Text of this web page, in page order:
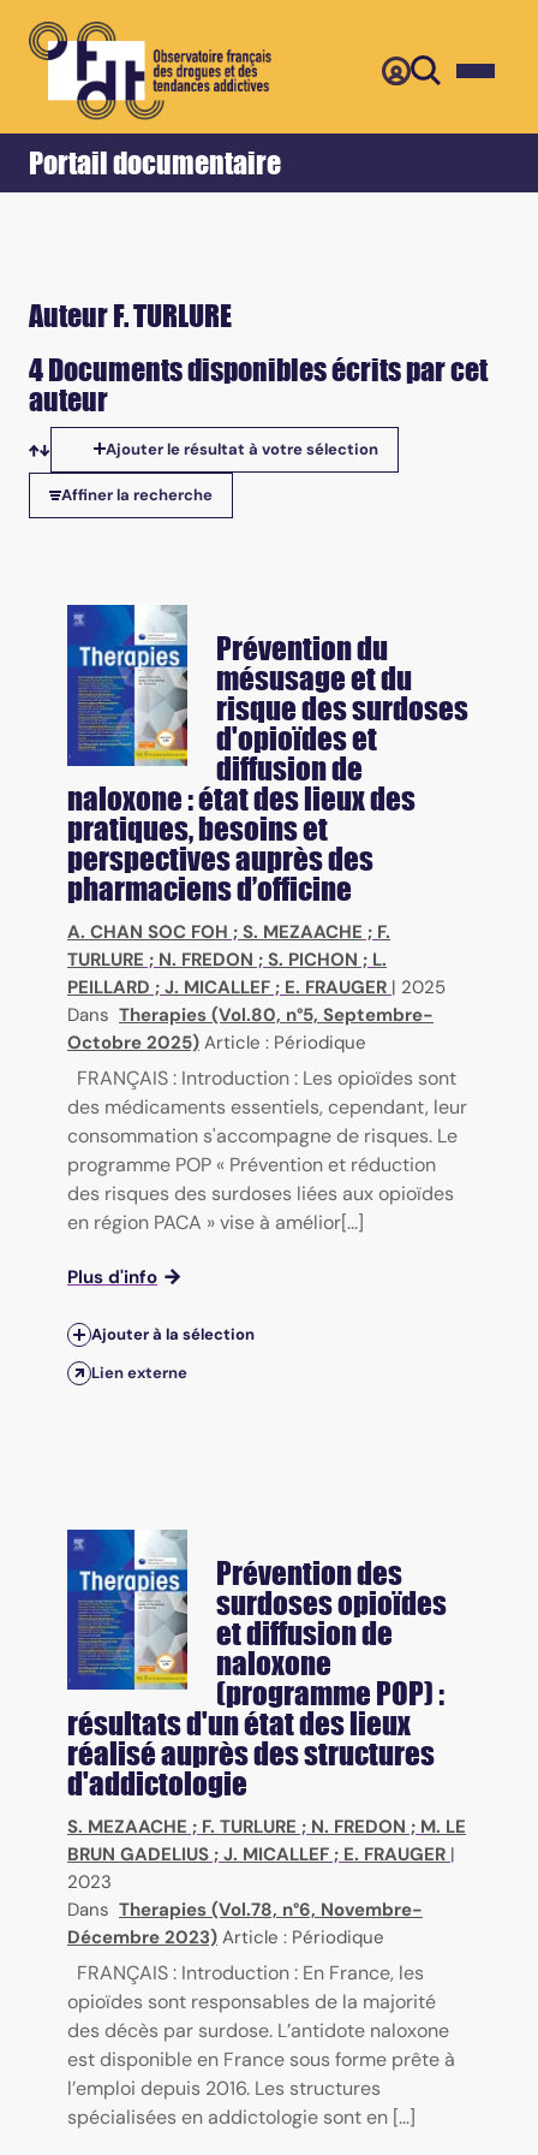
Portail documentaire
Accueil Retour
Auteur F. TURLURE
4 Documents disponibles écrits par cet
auteur
Tris disponibles
Ajouter le résultat à votre sélection
Affiner la recherche
Prévention du
mésusage et du
risque des surdoses
d'opioïdes et
diffusion de
naloxone : état des lieux des
pratiques, besoins et
perspectives auprès des
pharmaciens d’officine
A. CHAN SOC FOH ; S. MEZAACHE ; F.
TURLURE ; N. FREDON ; S. PICHON ; L.
PEILLARD ; J. MICALLEF ; E. FRAUGER | 2025
Dans Therapies (Vol.80, n°5, Septembre-
Octobre 2025) Article : Périodique
FRANÇAIS : Introduction : Les opioïdes sont
des médicaments essentiels, cependant, leur
consommation s'accompagne de risques. Le
programme POP « Prévention et réduction
des risques des surdoses liées aux opioïdes
en région PACA » vise à amélior[...]
Plus d'info
Ajouter à la sélection
Lien externe
Prévention des
surdoses opioïdes
et diffusion de
naloxone
(programme POP) :
résultats d'un état des lieux
réalisé auprès des structures
d'addictologie
S. MEZAACHE ; F. TURLURE ; N. FREDON ; M. LE
BRUN GADELIUS ; J. MICALLEF ; E. FRAUGER |
2023
Dans Therapies (Vol.78, n°6, Novembre-
Décembre 2023) Article : Périodique
FRANÇAIS : Introduction : En France, les
opioïdes sont responsables de la majorité
des décès par surdose. L’antidote naloxone
est disponible en France sous forme prête à
l’emploi depuis 2016. Les structures
spécialisées en addictologie sont en [...]